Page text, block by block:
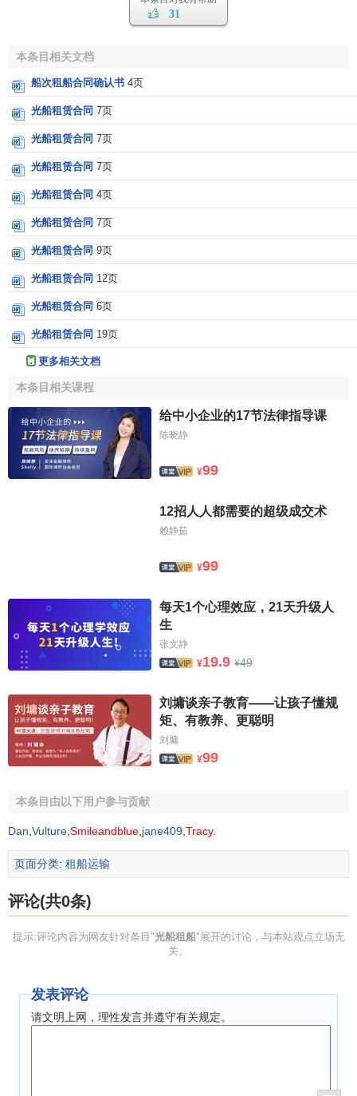
31
本条目相关文档
船次租船合同确认书 4页
光船租赁合同 7页
光船租赁合同 7页
光船租赁合同 7页
光船租赁合同 4页
光船租赁合同 7页
光船租赁合同 9页
光船租赁合同 12页
光船租赁合同 6页
光船租赁合同 19页
更多相关文档
本条目相关课程
给中小企业的17节法律指导课
陈晓静
¥99
12招人人都需要的超级成交术
赖静茹
¥99
每天1个心理效应，21天升级人
生
张文静
¥19.9 ¥49
刘墉谈亲子教育——让孩子懂规
矩、有教养、更聪明
刘墉
¥99
本条目由以下用户参与贡献
Dan Vulture Smileandblue jane409 Tracy.
页面分类: 租船运输
评论(共0条)
提示:评论内容为网友针对条目"光船租船"展开的讨论，与本站观点立场无
关。
发表评论
请文明上网，理性发言并遵守有关规定。